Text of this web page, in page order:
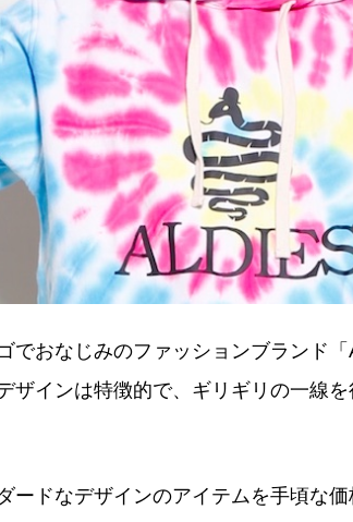
でおなじみのファッションブランド
ザインは特徴的で、ギリギリの一線
ードなデザインのアイテムを手頃な